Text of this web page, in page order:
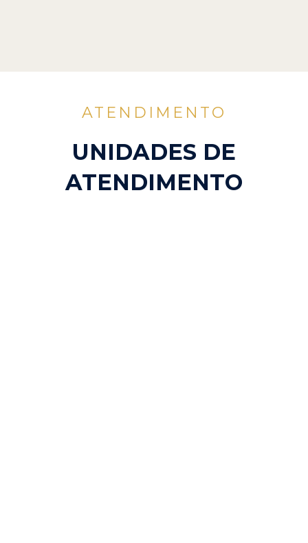
ATENDIMENTO
UNIDADES DE
ATENDIMENTO